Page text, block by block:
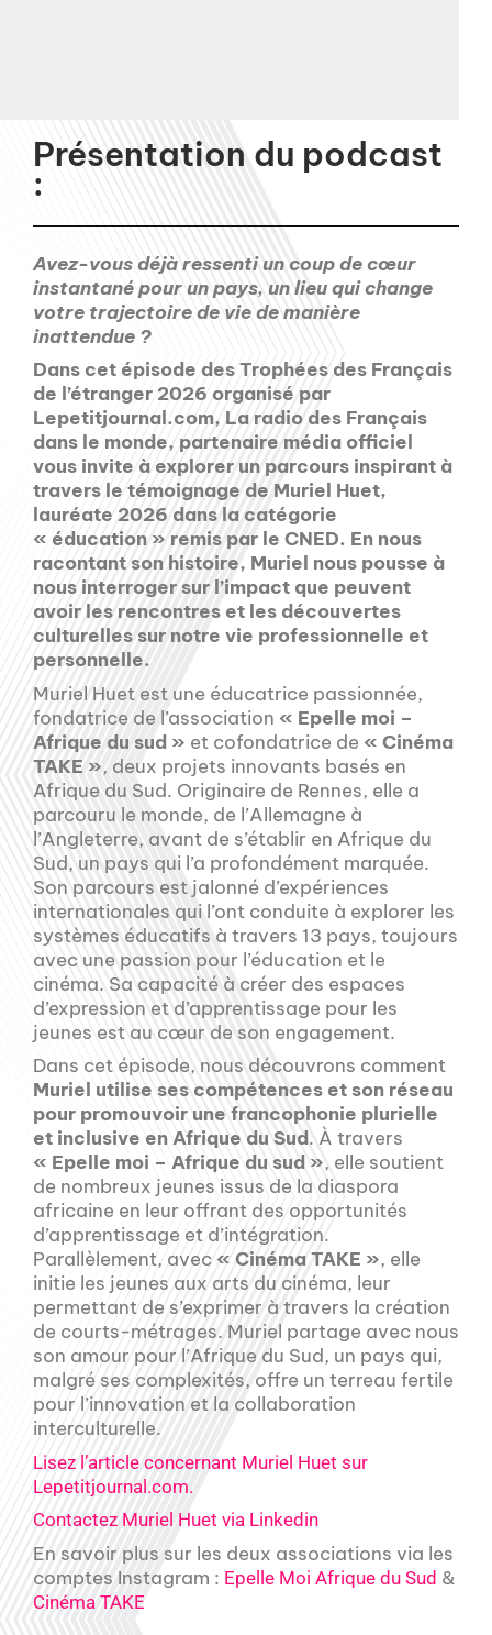
Présentation du podcast
:
Avez-vous déjà ressenti un coup de cœur
instantané pour un pays, un lieu qui change
votre trajectoire de vie de manière
inattendue ?
Dans cet épisode des Trophées des Français
de l’étranger 2026 organisé par
Lepetitjournal.com, La radio des Français
dans le monde, partenaire média officiel
vous invite à explorer un parcours inspirant à
travers le témoignage de Muriel Huet,
lauréate 2026 dans la catégorie
« éducation » remis par le CNED. En nous
racontant son histoire, Muriel nous pousse à
nous interroger sur l’impact que peuvent
avoir les rencontres et les découvertes
culturelles sur notre vie professionnelle et
personnelle.
Muriel Huet est une éducatrice passionnée,
fondatrice de l’association « Epelle moi –
Afrique du sud » et cofondatrice de « Cinéma
TAKE », deux projets innovants basés en
Afrique du Sud. Originaire de Rennes, elle a
parcouru le monde, de l’Allemagne à
l’Angleterre, avant de s’établir en Afrique du
Sud, un pays qui l’a profondément marquée.
Son parcours est jalonné d’expériences
internationales qui l’ont conduite à explorer les
systèmes éducatifs à travers 13 pays, toujours
avec une passion pour l’éducation et le
cinéma. Sa capacité à créer des espaces
d’expression et d’apprentissage pour les
jeunes est au cœur de son engagement.
Dans cet épisode, nous découvrons comment
Muriel utilise ses compétences et son réseau
pour promouvoir une francophonie plurielle
et inclusive en Afrique du Sud. À travers
« Epelle moi – Afrique du sud », elle soutient
de nombreux jeunes issus de la diaspora
africaine en leur offrant des opportunités
d’apprentissage et d’intégration.
Parallèlement, avec « Cinéma TAKE », elle
initie les jeunes aux arts du cinéma, leur
permettant de s’exprimer à travers la création
de courts-métrages. Muriel partage avec nous
son amour pour l’Afrique du Sud, un pays qui,
malgré ses complexités, offre un terreau fertile
pour l’innovation et la collaboration
interculturelle.
Lisez l’article concernant Muriel Huet sur
Lepetitjournal.com.
Contactez Muriel Huet via Linkedin
En savoir plus sur les deux associations via les
comptes Instagram : Epelle Moi Afrique du Sud &
Cinéma TAKE